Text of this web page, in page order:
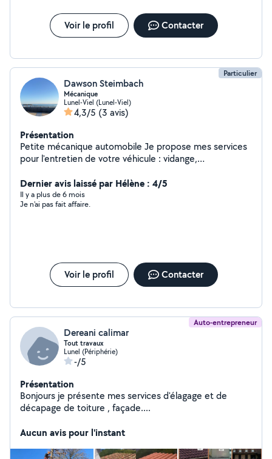
des espaces extérieurs qui reflètent votre style et qui
vous permettent de profiter pleinement de la beauté
de la nature. Faites moi confiance pour réaliser vos
Contactez-moi dès maintenant pour une consultation
gratuite !
Voir le profil Contacter
Particulier
Dawson Steimbach
Mécanique
Lunel-Viel (Lunel-Viel)
4,3/5 (3 avis)
Présentation
Petite mécanique automobile Je propose mes services
pour l'entretien de votre véhicule : vidange,
petits travaux. Travail sérieux, tarifs raisonnables.
Contactez-moi pour plus d'informations.
Dernier avis laissé par Hélène : 4/5
Il y a plus de 6 mois
Je n'ai pas fait affaire.
Voir le profil Contacter
Auto-entrepreneur
Dereani calimar
Tout travaux
Lunel (Périphérie)
-/5
Présentation
Bonjours je présente mes services d'élagage et de
décapage de toiture , façade....
Aucun avis pour l'instant